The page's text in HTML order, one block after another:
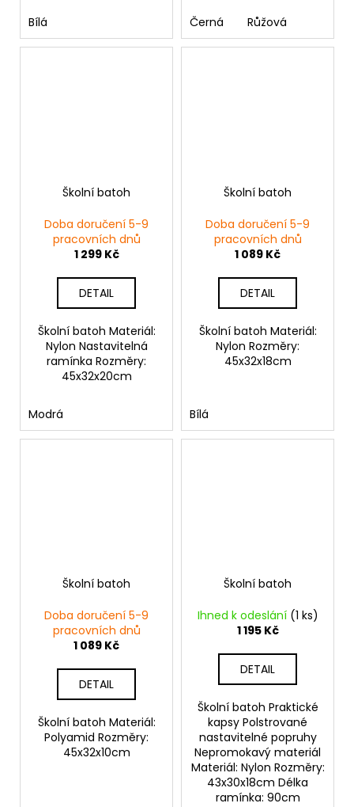
Bílá Černá Růžová
Školní batoh
Doba doručení 5-9
pracovních dnů
1 299 Kč
DETAIL
Školní batoh Materiál:
Nylon Nastavitelná
ramínka Rozměry:
45x32x20cm
Modrá
Školní batoh
Doba doručení 5-9
pracovních dnů
1 089 Kč
DETAIL
Školní batoh Materiál:
Nylon Rozměry:
45x32x18cm
Bílá
Školní batoh
Doba doručení 5-9
pracovních dnů
1 089 Kč
DETAIL
Školní batoh Materiál:
Polyamid Rozměry:
45x32x10cm
Školní batoh
Ihned k odeslání (1 ks)
1 195 Kč
DETAIL
Školní batoh Praktické
kapsy Polstrované
nastavitelné popruhy
Nepromokavý materiál
Materiál: Nylon Rozměry:
43x30x18cm Délka
ramínka: 90cm